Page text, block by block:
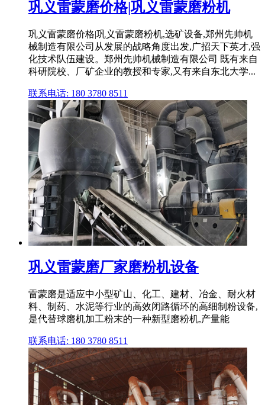
巩义雷蒙磨价格|巩义雷蒙磨粉机
巩义雷蒙磨价格|巩义雷蒙磨粉机,选矿设备,郑州先帅机
械制造有限公司从发展的战略角度出发,广招天下英才,强
化技术队伍建设。郑州先帅机械制造有限公司 既有来自
科研院校、厂矿企业的教授和专家,又有来自东北大学...
联系电话: 180 3780 8511
巩义雷蒙磨厂家磨粉机设备
雷蒙磨是适应中小型矿山、化工、建材、冶金、耐火材
料、制药、水泥等行业的高效闭路循环的高细制粉设备,
是代替球磨机加工粉末的一种新型磨粉机,产量能
联系电话: 180 3780 8511